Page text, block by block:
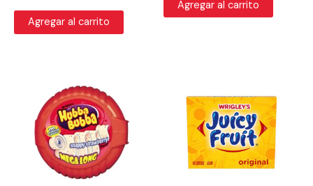
Agregar al carrito
Agregar al carrito